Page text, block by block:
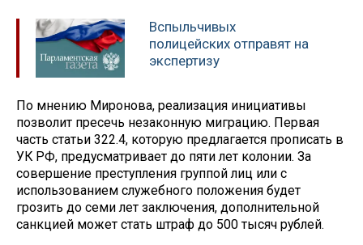
Вспыльчивых
полицейских отправят на
экспертизу
По мнению Миронова, реализация инициативы
позволит пресечь незаконную миграцию. Первая
часть статьи 322.4, которую предлагается прописать в
УК РФ, предусматривает до пяти лет колонии. За
совершение преступления группой лиц или с
использованием служебного положения будет
грозить до семи лет заключения, дополнительной
санкцией может стать штраф до 500 тысяч рублей.